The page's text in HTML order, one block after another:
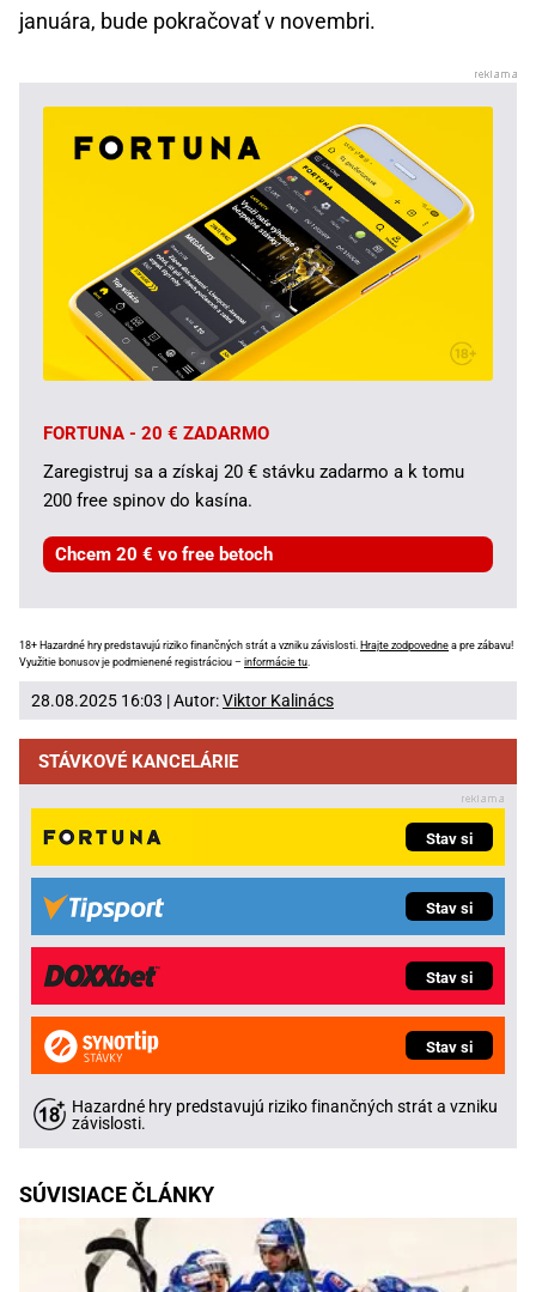
januára, bude pokračovať v novembri.
FORTUNA - 20 € ZADARMO
Zaregistruj sa a získaj 20 € stávku zadarmo a k tomu
200 free spinov do kasína.
Chcem 20 € vo free betoch
18+ Hazardné hry predstavujú riziko finančných strát a vzniku závislosti. Hrajte zodpovedne a pre zábavu!
Využitie bonusov je podmienené registráciou – informácie tu.
28.08.2025 16:03 | Autor:Viktor Kalinács
STÁVKOVÉ KANCELÁRIE
Stav si
Stav si
Stav si
Stav si
Hazardné hry predstavujú riziko finančných strát a vzniku
závislosti.
SÚVISIACE ČLÁNKY